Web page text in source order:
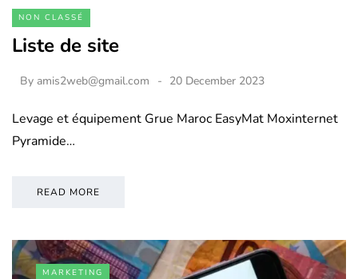
NON CLASSÉ
Liste de site
By amis2web@gmail.com 20 December 2023
Levage et équipement Grue Maroc EasyMat Moxinternet
Pyramide…
READ MORE
MARKETING